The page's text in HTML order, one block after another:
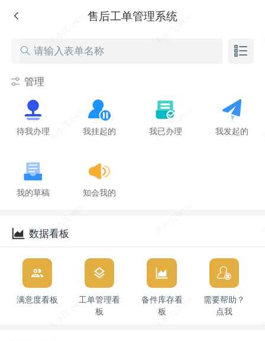
售后工单管理系统
管理
待我办理 我挂起的 我已办理 我发起的
我的草稿 知会我的
数据看板
满意度看板
工单管理看
板
备件库存看
板
需要帮助？
点我